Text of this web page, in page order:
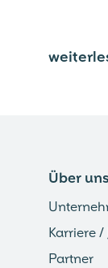
Über uns
Karriere /
Partner